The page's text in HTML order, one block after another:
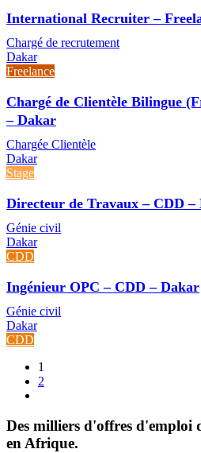
International Recruiter –
Chargé de recrutement
Dakar
Freelance
Chargé de Clientèle Bilingue
– Dakar
Chargée Clientèle
Dakar
Stage
Directeur de Travaux – CDD –
Génie civil
Dakar
CDD
Ingénieur OPC – CDD – Dakar
Génie civil
Dakar
CDD
1
2
Des milliers d'offres d'emploi
en Afrique.